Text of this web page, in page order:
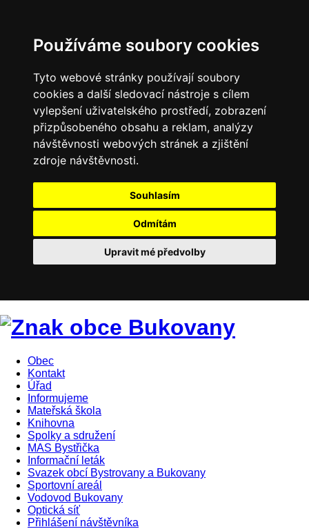
Používáme soubory cookies
Tyto webové stránky používají soubory
cookies a další sledovací nástroje s cílem
vylepšení uživatelského prostředí, zobrazení
přizpůsobeného obsahu a reklam, analýzy
návštěvnosti webových stránek a zjištění
zdroje návštěvnosti.
Souhlasím
Odmítám
Upravit mé předvolby
Obec
Kontakt
Úřad
Informujeme
Mateřská škola
Knihovna
Spolky a sdružení
MAS Bystřička
Informační leták
Svazek obcí Bystrovany a Bukovany
Sportovní areál
Vodovod Bukovany
Optická síť
Přihlášení návštěvníka